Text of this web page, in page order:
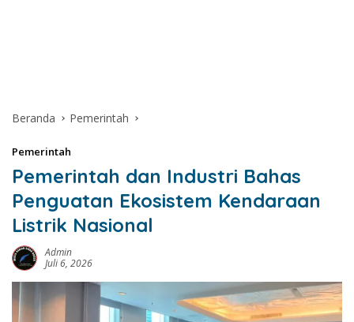
Beranda Pemerintah
Pemerintah
Pemerintah dan Industri Bahas
Penguatan Ekosistem Kendaraan
Listrik Nasional
Admin
Juli 6, 2026